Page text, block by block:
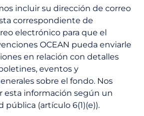
incluir su dirección de correo
correspondiente de
electrónico para que el
OCEAN pueda enviarle
en relación con detalles
eventos y
sobre el fondo. Nos
esta información según un
(artículo 6(1)(e)).